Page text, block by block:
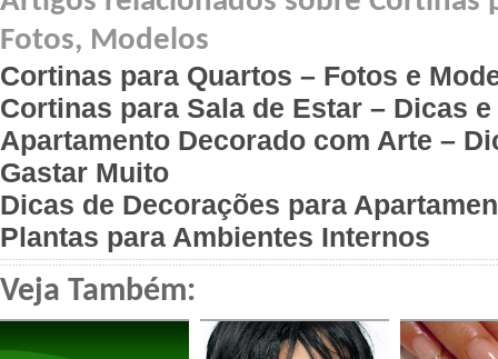
Fotos, Modelos
Cortinas para Quartos – Fotos e
Cortinas para Sala de Estar – Dicas
Apartamento Decorado com Arte –
Gastar Muito
Dicas de Decorações para
Plantas para Ambientes Internos
Veja Também: